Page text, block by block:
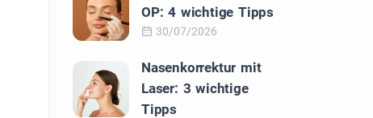
OP: 4 wichtige Tipps
30/07/2026
Nasenkorrektur mit
Laser: 3 wichtige
Tipps